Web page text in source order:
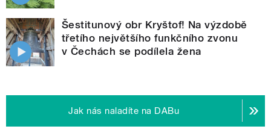
Šestitunový obr Kryštof! Na výzdobě
třetího největšího funkčního zvonu
v Čechách se podílela žena
Jak nás naladíte na DABu